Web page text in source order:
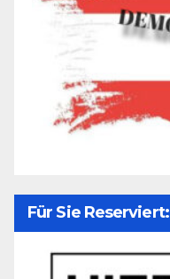
Für Sie Reserviert: